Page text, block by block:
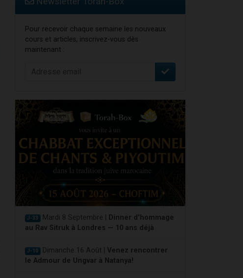
Pour recevoir chaque semaine les nouveaux
cours et articles, inscrivez-vous dès
maintenant :
J-33 Mardi 8 Septembre |
Dinner d'hommage
au Rav Sitruk à Londres — 10 ans déjà
J-10 Dimanche 16 Août | Venez rencontrer
le Admour de Ungvar à Natanya!